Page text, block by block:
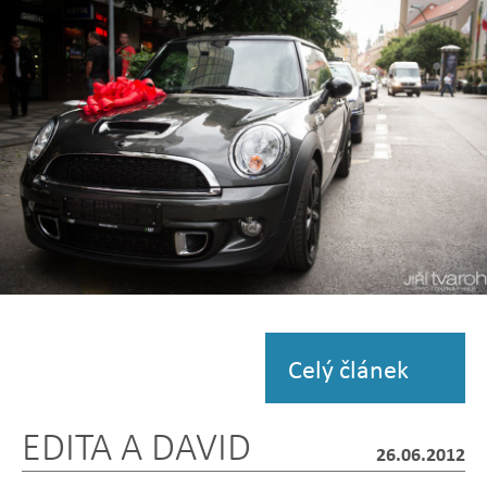
fotografii
Celý článek
EDITA A DAVID 26.06.2012